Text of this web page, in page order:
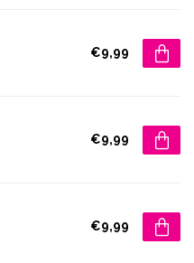
€9,99
€9,99
€9,99